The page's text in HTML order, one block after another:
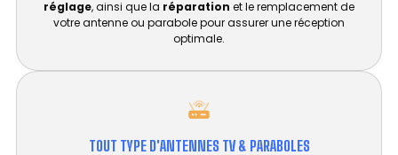
réglage, ainsi que la réparation et le remplacement de
votre antenne ou parabole pour assurer une réception
optimale.
TOUT TYPE D'ANTENNES TV & PARABOLES